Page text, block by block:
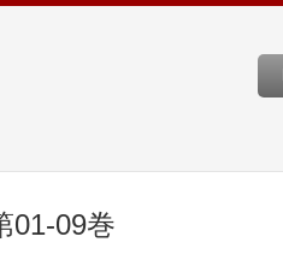
01-09巻